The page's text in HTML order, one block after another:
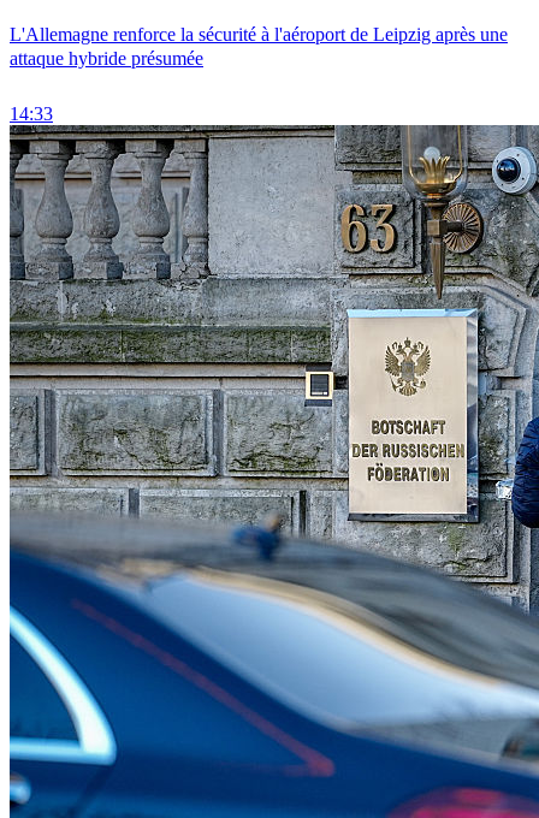
L'Allemagne renforce la sécurité à l'aéroport de Leipzig après une
attaque hybride présumée
14:33